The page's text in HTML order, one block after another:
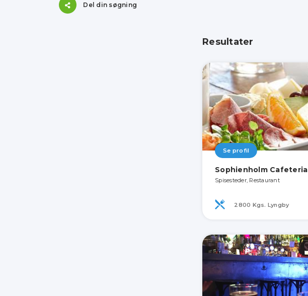
Del din søgning
Resultater
Se profil
Sophienholm Cafeteria
Spisesteder, Restaurant
2800 Kgs. Lyngby